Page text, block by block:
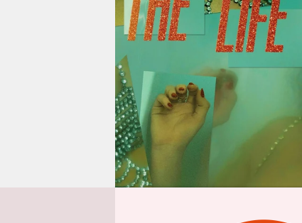
fragen & hilfe
unterstützen
abo
genossenschaft
epaper login